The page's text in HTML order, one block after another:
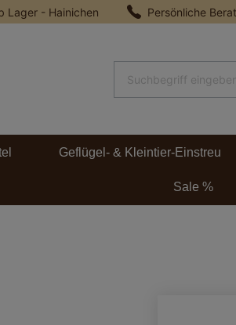
Lager - Hainichen Persönliche
Geflügel- & Kleintier-Einstreu
Sale %